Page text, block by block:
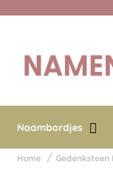
Naambordjes
Home Gedenksteen